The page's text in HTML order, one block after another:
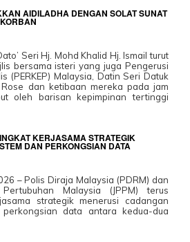
AIDILADHA DENGAN SOLAT SUNAT
Seri Hj. Mohd Khalid Hj. Ismail turut
bersama isteri yang juga Pengerusi
(PERKEP) Malaysia, Datin Seri Datuk
dan ketibaan mereka pada jam
oleh barisan kepimpinan tertinggi
KERJASAMA STRATEGIK
DAN PERKONGSIAN DATA
– Polis Diraja Malaysia (PDRM) dan
Malaysia (JPPM) terus
strategik menerusi cadangan
data antara kedua-dua